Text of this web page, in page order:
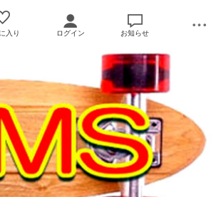
入り ログイン お知らせ